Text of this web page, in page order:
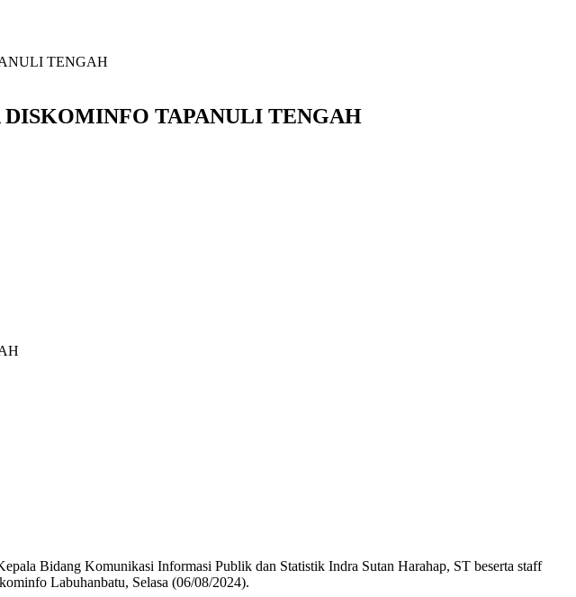
TENGAH
TAPANULI TENGAH
Bidang Komunikasi Informasi Publik dan Statistik Indra Sutan Harahap, ST beserta staff
Labuhanbatu, Selasa (06/08/2024).